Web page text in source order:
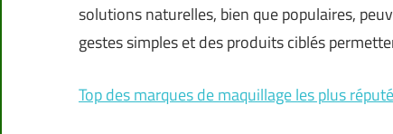
solutions naturelles, bien que populaires,
gestes simples et des produits ciblés
Top des marques de maquillage les plus